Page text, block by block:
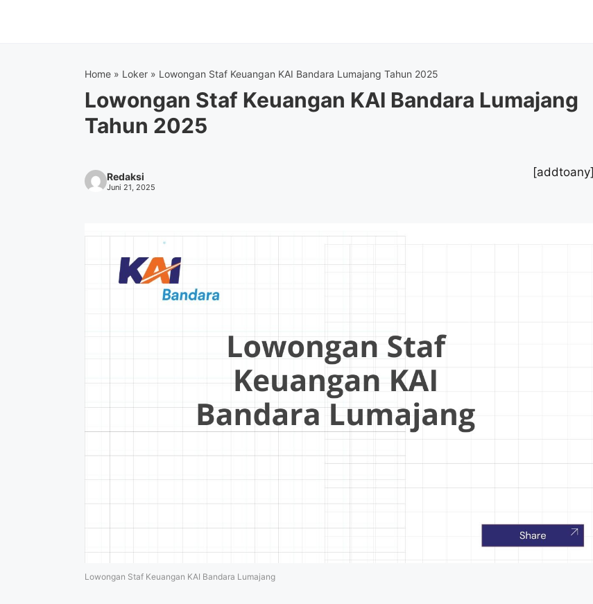
Home » Loker » Lowongan Staf Keuangan KAI Bandara Lumajang Tahun 2025
Lowongan Staf Keuangan KAI Bandara Lumajang
Tahun 2025
Redaksi
Juni 21, 2025
[addtoany]
Lowongan Staf Keuangan KAI Bandara Lumajang